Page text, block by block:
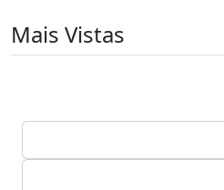
Mais Vistas